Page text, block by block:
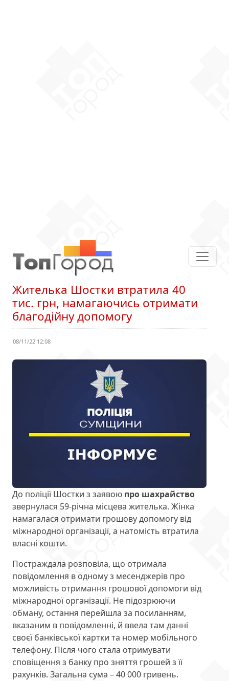
Жителька Шостки втратила 40
тис. грн, намагаючись отримати
благодійну допомогу
08/11/22 12:08
До поліції Шостки з заявою про шахрайство
звернулася 59-річна місцева жителька. Жінка
намагалася отримати грошову допомогу від
міжнародної організації, а натомість втратила
власні кошти.
Постраждала розповіла, що отримала
повідомлення в одному з месенджерів про
можливість отримання грошової допомоги від
міжнародної організації. Не підозрюючи
обману, остання перейшла за посиланням,
вказаним в повідомленні, й ввела там данні
своєї банківської картки та номер мобільного
телефону. Після чого стала отримувати
сповіщення з банку про зняття грошей з її
рахунків. Загальна сума – 40 000 гривень.